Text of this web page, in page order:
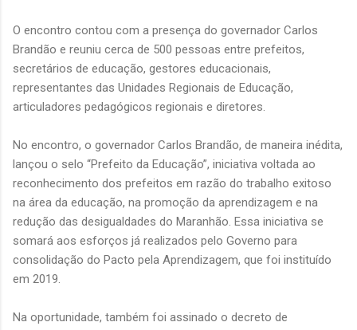
O encontro contou com a presença do governador Carlos
Brandão e reuniu cerca de 500 pessoas entre prefeitos,
secretários de educação, gestores educacionais,
representantes das Unidades Regionais de Educação,
articuladores pedagógicos regionais e diretores.
No encontro, o governador Carlos Brandão, de maneira inédita,
lançou o selo “Prefeito da Educação”, iniciativa voltada ao
reconhecimento dos prefeitos em razão do trabalho exitoso
na área da educação, na promoção da aprendizagem e na
redução das desigualdades do Maranhão. Essa iniciativa se
somará aos esforços já realizados pelo Governo para
consolidação do Pacto pela Aprendizagem, que foi instituído
em 2019.
Na oportunidade, também foi assinado o decreto de